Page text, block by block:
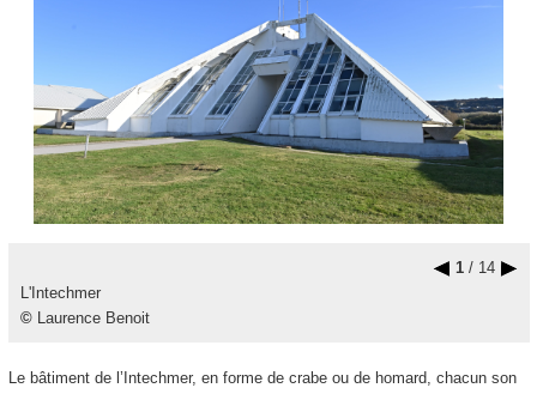
1/ 14
L'Intechmer
©Laurence Benoit
Le bâtiment de l’Intechmer, en forme de crabe ou de homard, chacun son